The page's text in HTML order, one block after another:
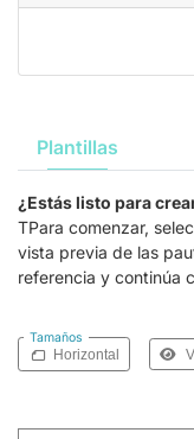
Plantillas
¿Estás listo para
TPara comenzar,
vista previa de las
referencia y continúa
Tamaños
Horizontal